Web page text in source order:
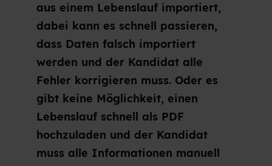
aus einem Lebenslauf importiert,
dabei kann es schnell passieren,
dass Daten falsch importiert
werden und der Kandidat alle
Fehler korrigieren muss. Oder es
gibt keine Möglichkeit, einen
Lebenslauf schnell als PDF
hochzuladen und der Kandidat
muss alle Informationen manuell